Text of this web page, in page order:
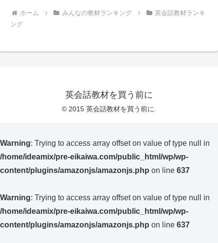
ホーム みんなの教材ランキング
英会話教材ランキ
ング
英会話教材を買う前に
© 2015 英会話教材を買う前に.
Warning: Trying to access array offset on value of type null in
/home/ideamix/pre-eikaiwa.com/public_html/wp/wp-
content/plugins/amazonjs/amazonjs.php on line 637
Warning: Trying to access array offset on value of type null in
/home/ideamix/pre-eikaiwa.com/public_html/wp/wp-
content/plugins/amazonjs/amazonjs.php on line 637